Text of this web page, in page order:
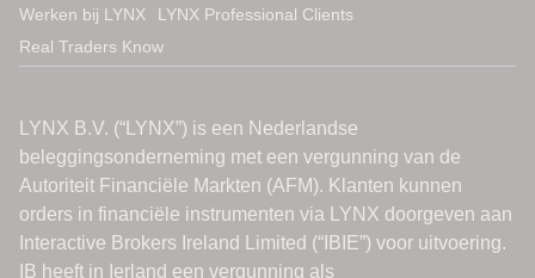
Werken bij LYNX
LYNX Professional Clients
Real Traders Know